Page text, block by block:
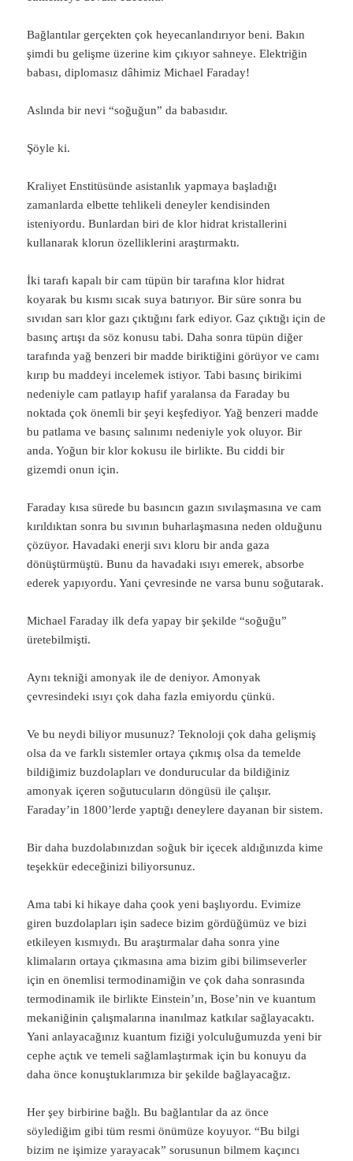
Bağlantılar gerçekten çok heyecanlandırıyor beni. Bakın
şimdi bu gelişme üzerine kim çıkıyor sahneye. Elektriğin
babası, diplomasız dâhimiz Michael Faraday!
Aslında bir nevi “soğuğun” da babasıdır.
Şöyle ki.
Kraliyet Enstitüsünde asistanlık yapmaya başladığı
zamanlarda elbette tehlikeli deneyler kendisinden
isteniyordu. Bunlardan biri de klor hidrat kristallerini
kullanarak klorun özelliklerini araştırmaktı.
İki tarafı kapalı bir cam tüpün bir tarafına klor hidrat
koyarak bu kısmı sıcak suya batırıyor. Bir süre sonra bu
sıvıdan sarı klor gazı çıktığını fark ediyor. Gaz çıktığı için de
basınç artışı da söz konusu tabi. Daha sonra tüpün diğer
tarafında yağ benzeri bir madde biriktiğini görüyor ve camı
kırıp bu maddeyi incelemek istiyor. Tabi basınç birikimi
nedeniyle cam patlayıp hafif yaralansa da Faraday bu
noktada çok önemli bir şeyi keşfediyor. Yağ benzeri madde
bu patlama ve basınç salınımı nedeniyle yok oluyor. Bir
anda. Yoğun bir klor kokusu ile birlikte. Bu ciddi bir
gizemdi onun için.
Faraday kısa sürede bu basıncın gazın sıvılaşmasına ve cam
kırıldıktan sonra bu sıvının buharlaşmasına neden olduğunu
çözüyor. Havadaki enerji sıvı kloru bir anda gaza
dönüştürmüştü. Bunu da havadaki ısıyı emerek, absorbe
ederek yapıyordu. Yani çevresinde ne varsa bunu soğutarak.
Michael Faraday ilk defa yapay bir şekilde “soğuğu”
üretebilmişti.
Aynı tekniği amonyak ile de deniyor. Amonyak
çevresindeki ısıyı çok daha fazla emiyordu çünkü.
Ve bu neydi biliyor musunuz? Teknoloji çok daha gelişmiş
olsa da ve farklı sistemler ortaya çıkmış olsa da temelde
bildiğimiz buzdolapları ve dondurucular da bildiğiniz
amonyak içeren soğutucuların döngüsü ile çalışır.
Faraday’in 1800’lerde yaptığı deneylere dayanan bir sistem.
Bir daha buzdolabınızdan soğuk bir içecek aldığınızda kime
teşekkür edeceğinizi biliyorsunuz.
Ama tabi ki hikaye daha çook yeni başlıyordu. Evimize
giren buzdolapları işin sadece bizim gördüğümüz ve bizi
etkileyen kısmıydı. Bu araştırmalar daha sonra yine
klimaların ortaya çıkmasına ama bizim gibi bilimseverler
için en önemlisi termodinamiğin ve çok daha sonrasında
termodinamik ile birlikte Einstein’ın, Bose’nin ve kuantum
mekaniğinin çalışmalarına inanılmaz katkılar sağlayacaktı.
Yani anlayacağınız kuantum fiziği yolculuğumuzda yeni bir
cephe açtık ve temeli sağlamlaştırmak için bu konuyu da
daha önce konuştuklarımıza bir şekilde bağlayacağız.
Her şey birbirine bağlı. Bu bağlantılar da az önce
söylediğim gibi tüm resmi önümüze koyuyor. “Bu bilgi
bizim ne işimize yarayacak” sorusunun bilmem kaçıncı